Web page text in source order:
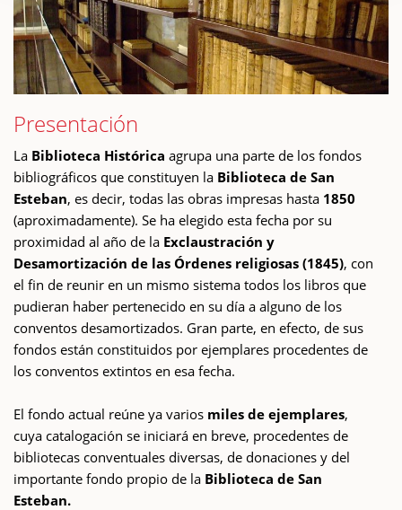
Presentación
La Biblioteca Histórica agrupa una parte de los fondos
bibliográficos que constituyen la Biblioteca de San
Esteban, es decir, todas las obras impresas hasta 1850
(aproximadamente). Se ha elegido esta fecha por su
proximidad al año de la Exclaustración y
Desamortización de las Órdenes religiosas (1845), con
el fin de reunir en un mismo sistema todos los libros que
pudieran haber pertenecido en su día a alguno de los
conventos desamortizados. Gran parte, en efecto, de sus
fondos están constituidos por ejemplares procedentes de
los conventos extintos en esa fecha.
El fondo actual reúne ya varios miles de ejemplares,
cuya catalogación se iniciará en breve, procedentes de
bibliotecas conventuales diversas, de donaciones y del
importante fondo propio de la Biblioteca de San
Esteban.